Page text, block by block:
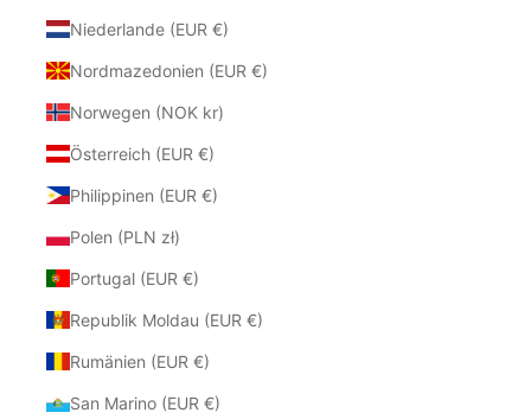
Niederlande (EUR €)
Nordmazedonien (EUR €)
Norwegen (NOK kr)
Österreich (EUR €)
Philippinen (EUR €)
Polen (PLN zł)
Portugal (EUR €)
Republik Moldau (EUR €)
Rumänien (EUR €)
San Marino (EUR €)